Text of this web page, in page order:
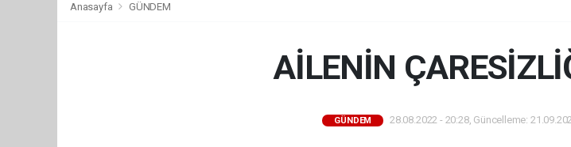
Anasayfa GÜNDEM
AİLENİN
GÜNDEM 28.08.2022 - 20:28, Güncelleme: